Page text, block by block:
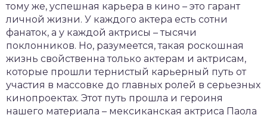
тому же, успешная карьера в кино – это гарант
личной жизни. У каждого актера есть сотни
фанаток, а у каждой актрисы – тысячи
поклонников. Но, разумеется, такая роскошная
жизнь свойственна только актерам и актрисам,
которые прошли тернистый карьерный путь от
участия в массовке до главных ролей в серьезных
кинопроектах. Этот путь прошла и героиня
нашего материала – мексиканская актриса Паола